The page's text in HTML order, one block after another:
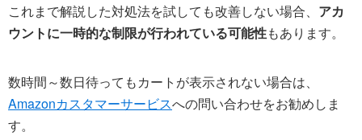
これまで解説した対処法を試しても改善しない場合、 アカ
ウントに一時的な制限が行われている可能性もあります。
数時間～数日待ってもカートが表示されない場合は、
Amazonカスタマーサービスへの問い合わせをお勧めしま
す。